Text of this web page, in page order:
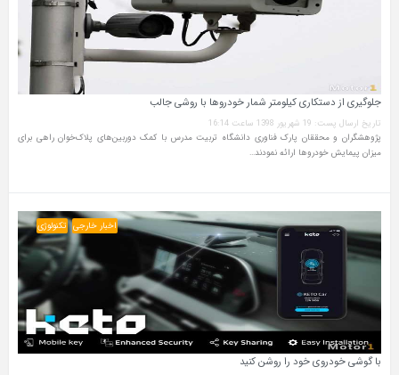
جلوگیری از دستکاری کیلومتر شمار خودروها با روشی جالب
تاریخ ارسال پست: 19 شهریور 1398 ساعت 16:14
پژوهشگران و محققان پارک فناوری دانشگاه تربیت مدرس با کمک دوربین‌های پلاک‌خوان راهی برای
میزان پیمایش خودروها ارائه نمودند…
اخبار خارجی تکنولوژی
با گوشی خودروی خود را روشن کنید